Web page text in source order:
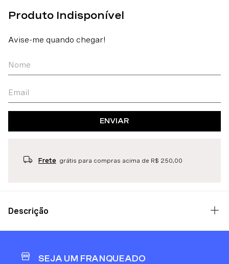
ENVIAR
Frete grátis para compras acima de R$ 250,00
Descrição
SEJA UM FRANQUEADO